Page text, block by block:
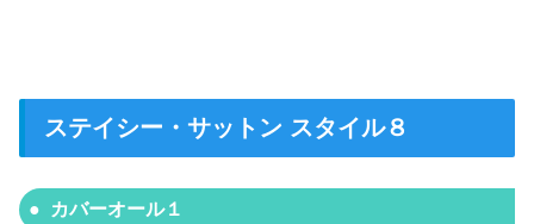
ステイシー・サットン スタイル８
カバーオール１